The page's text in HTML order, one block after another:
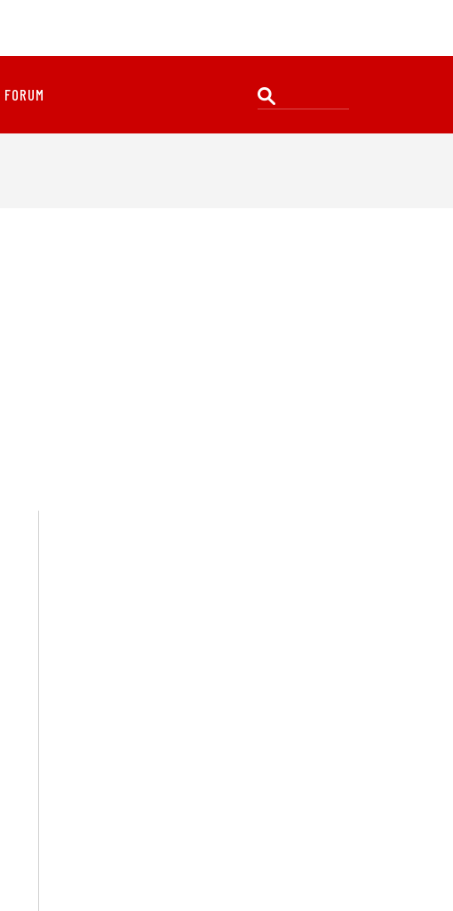
FORUM